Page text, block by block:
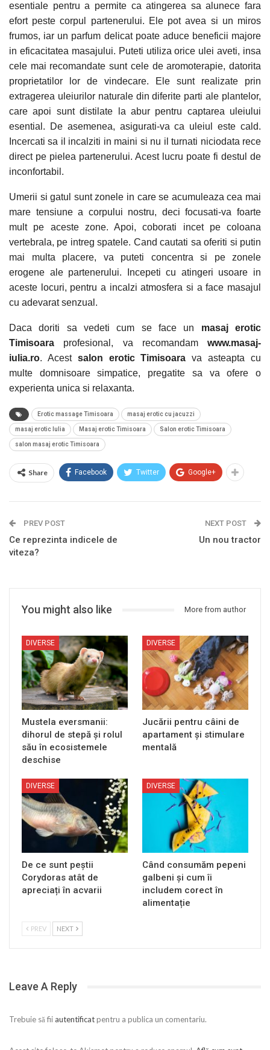
esentiale pentru a permite ca atingerea sa alunece fara
efort peste corpul partenerului. Ele pot avea si un miros
frumos, iar un parfum delicat poate aduce beneficii majore
in eficacitatea masajului. Puteti utiliza orice ulei aveti, insa
cele mai recomandate sunt cele de aromoterapie, datorita
proprietatilor lor de vindecare. Ele sunt realizate prin
extragerea uleiurilor naturale din diferite parti ale plantelor,
care apoi sunt distilate la abur pentru captarea uleiului
esential. De asemenea, asigurati-va ca uleiul este cald.
Incercati sa il incalziti in maini si nu il turnati niciodata rece
direct pe pielea partenerului. Acest lucru poate fi destul de
inconfortabil.
Umerii si gatul sunt zonele in care se acumuleaza cea mai
mare tensiune a corpului nostru, deci focusati-va foarte
mult pe aceste zone. Apoi, coborati incet pe coloana
vertebrala, pe intreg spatele. Cand cautati sa oferiti si putin
mai multa placere, va puteti concentra si pe zonele
erogene ale partenerului. Incepeti cu atingeri usoare in
aceste locuri, pentru a incalzi atmosfera si a face masajul
cu adevarat senzual.
Daca doriti sa vedeti cum se face un masaj erotic
Timisoara profesional, va recomandam www.masaj-
iulia.ro. Acest salon erotic Timisoara va asteapta cu
multe domnisoare simpatice, pregatite sa va ofere o
experienta unica si relaxanta.
Erotic massage Timisoara masaj erotic cu jacuzzi
masaj erotic Iulia Masaj erotic Timisoara Salon erotic Timisoara
salon masaj erotic Timisoara
Share Facebook Twitter Google+
PREV POST
Ce reprezinta indicele de
viteza?
NEXT POST
Un nou tractor
You might also like More from author
DIVERSE
Mustela eversmanii:
dihorul de stepă și rolul
său în ecosistemele
deschise
DIVERSE
Jucării pentru câini de
apartament și stimulare
mentală
DIVERSE
De ce sunt peștii
Corydoras atât de
apreciați în acvarii
DIVERSE
Când consumăm pepeni
galbeni și cum îi
includem corect în
alimentație
PREV NEXT
Leave A Reply
Trebuie să fii autentificatpentru a publica un comentariu.